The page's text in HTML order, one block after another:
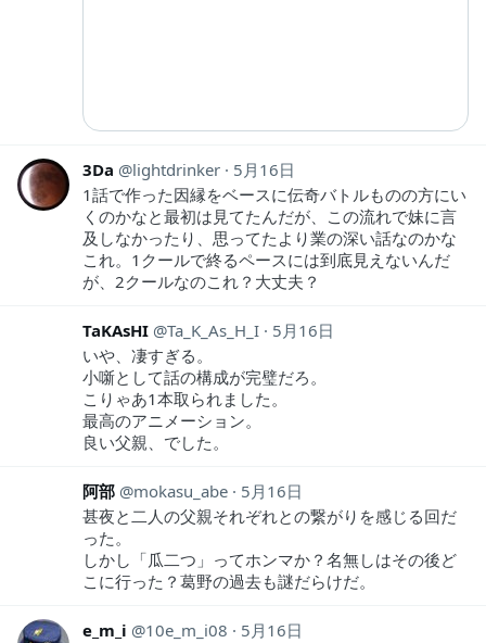
3Da lightdrinker
5月16日
1話で作った因縁をベースに伝奇バトルものの方にい
くのかなと最初は見てたんだが、この流れで妹に言
及しなかったり、思ってたより業の深い話なのかな
これ。1クールで終るペースには到底見えないんだ
が、2クールなのこれ？大丈夫？
TaKAsHI Ta_K_As_H_I
5月16日
いや、凄すぎる。
小噺として話の構成が完璧だろ。
こりゃあ1本取られました。
最高のアニメーション。
良い父親、でした。
阿部 mokasu_abe
5月16日
甚夜と二人の父親それぞれとの繋がりを感じる回だ
った。
しかし「瓜二つ」ってホンマか？名無しはその後ど
こに行った？葛野の過去も謎だらけだ。
e_m_i 10e_m_i08
5月16日